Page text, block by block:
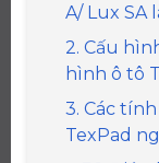
A/ Lux SA
2. Cấu
hình ô tô
3. Các
TexPad